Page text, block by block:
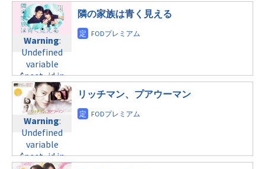
©FODオリジナル
/home/c4607168/public_html/osusume-
doga.com/wp-
content/themes/soledad-
child/post-
formats/format-
tax.phpon
line34
©フジテレビ
line31
Warning
Undefined
variable
$post_id in
/home/c4607168/public_html/osusume-
doga.com/wp-
content/themes/soledad-
child/post-
formats/format-
tax.phpon
line34
/home/c4607168/public_html/osusume-
doga.com/wp-
content/themes/soledad-
child/post-
formats/format-
tax.phpon
line31
月曜9:00
Warning:
Undefined
variable
$post_id in
/home/c4607168/public_html/osusume-
Warning:
Undefined
variable
$post_id in
/home/c4607168/public_html/osusume-
doga.com/wp-
content/themes/soledad-
child/post-
formats/format-
tax.phpon
line31
隣の家族は青く見える
Warning:
Undefined
variable
$post_id in
リッチマン、プアウーマン